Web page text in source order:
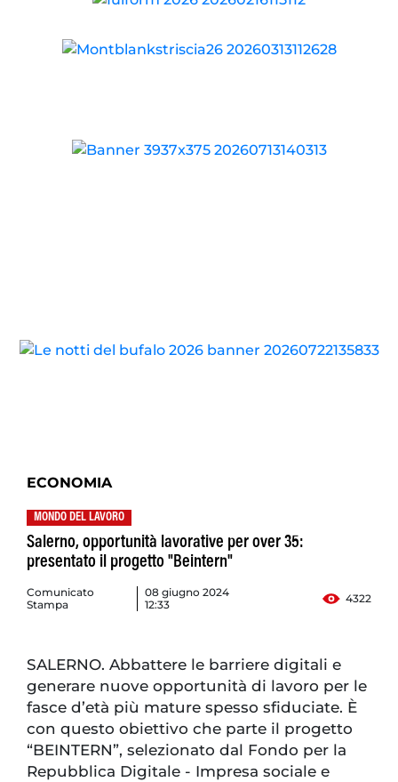
ECONOMIA
MONDO DEL LAVORO
Salerno, opportunità lavorative per over 35:
presentato il progetto "Beintern"
Comunicato
Stampa
08 giugno 2024
12:33
4322
SALERNO. Abbattere le barriere digitali e
generare nuove opportunità di lavoro per le
fasce d’età più mature spesso sfiduciate. È
con questo obiettivo che parte il progetto
“BEINTERN”, selezionato dal Fondo per la
Repubblica Digitale - Impresa sociale e